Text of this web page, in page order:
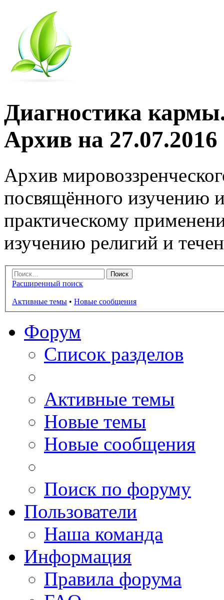
Диагностика
Архив на 27.07.2016
Архив
посвящённого изучению
практическому
изучению религий и
Расширенный поиск
Активные темы • Новые сообщения
Форум
Список разделов
Активные темы
Новые темы
Новые сообщения
Поиск по форуму
Пользователи
Наша команда
Информация
Правила форума